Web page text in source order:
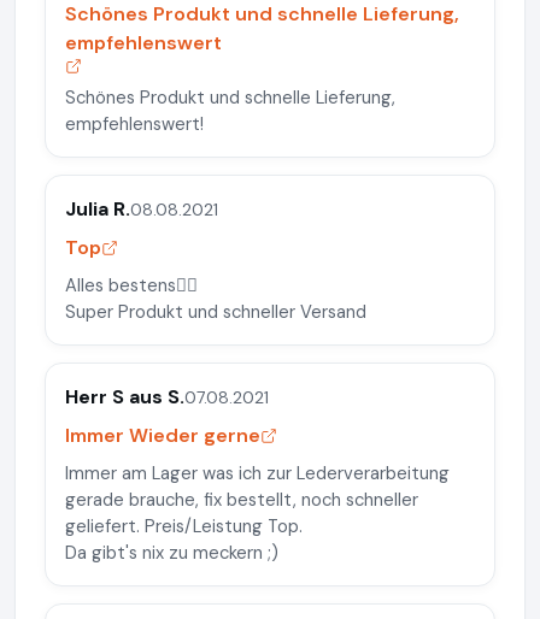
Schönes Produkt und schnelle Lieferung,
empfehlenswert
Schönes Produkt und schnelle Lieferung,
empfehlenswert!
Julia R.08.08.2021
Top
Alles bestens👍🏻
Super Produkt und schneller Versand
Herr S aus S.07.08.2021
Immer Wieder gerne
Immer am Lager was ich zur Lederverarbeitung
gerade brauche, fix bestellt, noch schneller
geliefert. Preis/Leistung Top.
Da gibt's nix zu meckern ;)